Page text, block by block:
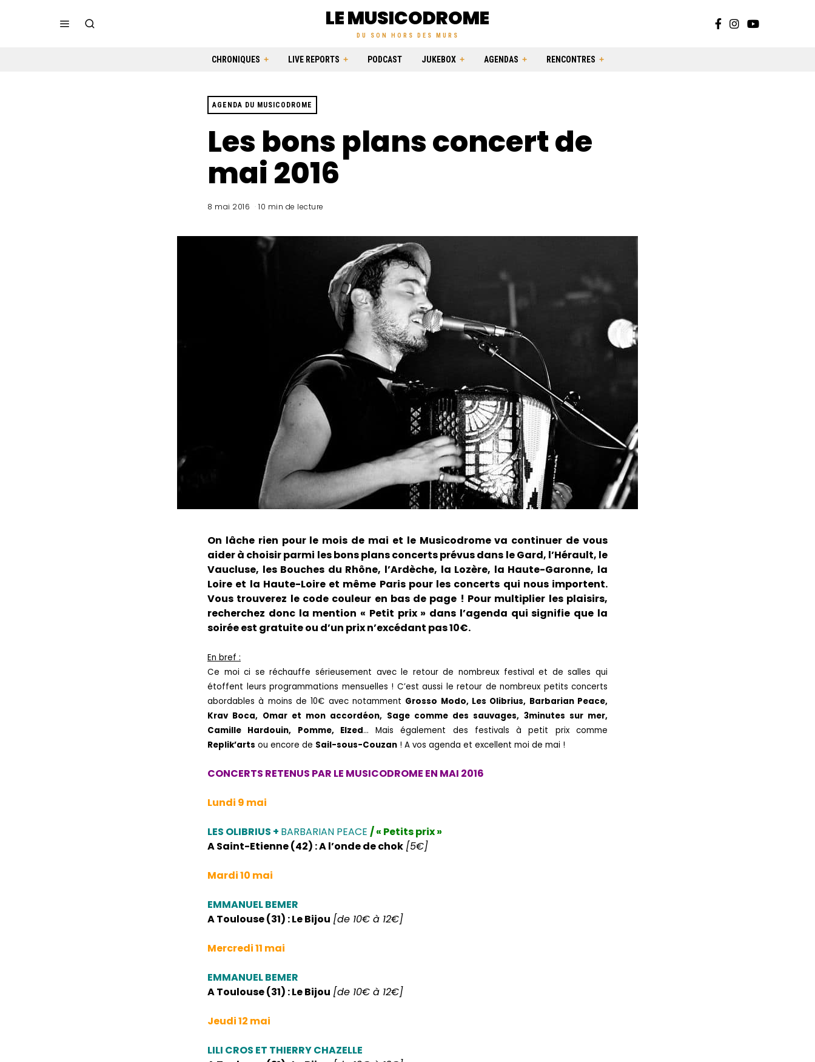
LE MUSICODROME
DU SON HORS DES MURS
CHRONIQUES LIVE REPORTS PODCAST JUKEBOX AGENDAS RENCONTRES
AGENDA DU MUSICODROME
Les bons plans concert de
mai 2016
8 mai 2016 10 min de lecture
On lâche rien pour le mois de mai et le Musicodrome va continuer de vous
aider à choisir parmi les bons plans concerts prévus dans le Gard, l’Hérault, le
Vaucluse, les Bouches du Rhône, l’Ardèche, la Lozère, la Haute-Garonne, la
Loire et la Haute-Loire et même Paris pour les concerts qui nous importent.
Vous trouverez le code couleur en bas de page ! Pour multiplier les plaisirs,
recherchez donc la mention « Petit prix » dans l’agenda qui signifie que la
soirée est gratuite ou d’un prix n’excédant pas 10€.
En bref :
Ce moi ci se réchauffe sérieusement avec le retour de nombreux festival et de salles qui
étoffent leurs programmations mensuelles ! C’est aussi le retour de nombreux petits concerts
abordables à moins de 10€ avec notamment Grosso Modo, Les Olibrius, Barbarian Peace,
Krav Boca, Omar et mon accordéon, Sage comme des sauvages, 3minutes sur mer,
Camille Hardouin, Pomme, Elzed… Mais également des festivals à petit prix comme
Replik’arts ou encore de Sail-sous-Couzan ! A vos agenda et excellent moi de mai !
CONCERTS RETENUS PAR LE MUSICODROME EN MAI 2016
Lundi 9 mai
LES OLIBRIUS + BARBARIAN PEACE / « Petits prix »
A Saint-Etienne (42) : A l’onde de chok [5€]
Mardi 10 mai
EMMANUEL BEMER
A Toulouse (31) : Le Bijou [de 10€ à 12€]
Mercredi 11 mai
EMMANUEL BEMER
A Toulouse (31) : Le Bijou [de 10€ à 12€]
Jeudi 12 mai
LILI CROS ET THIERRY CHAZELLE